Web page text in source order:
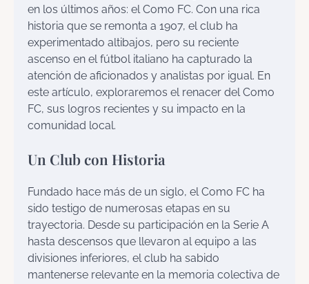
en los últimos años: el Como FC. Con una rica
historia que se remonta a 1907, el club ha
experimentado altibajos, pero su reciente
ascenso en el fútbol italiano ha capturado la
atención de aficionados y analistas por igual. En
este artículo, exploraremos el renacer del Como
FC, sus logros recientes y su impacto en la
comunidad local.
Un Club con Historia
Fundado hace más de un siglo, el Como FC ha
sido testigo de numerosas etapas en su
trayectoria. Desde su participación en la Serie A
hasta descensos que llevaron al equipo a las
divisiones inferiores, el club ha sabido
mantenerse relevante en la memoria colectiva de